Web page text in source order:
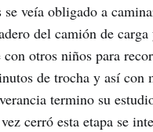
veía obligado a
del camión de
otros niños para
de trocha y así con
termino su
cerró esta etapa se